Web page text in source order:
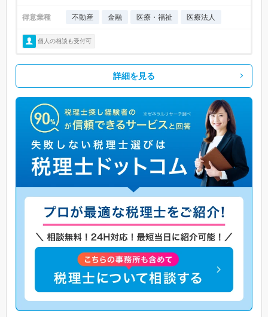
得意業種 不動産 金融 医療・福祉 医療法人
個人の相談も受付可
詳細を見る